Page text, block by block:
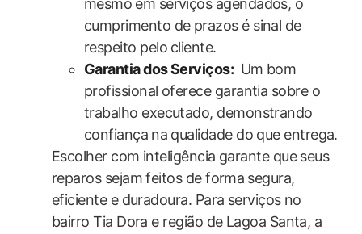
mesmo ⁢em serviços agendados, o
cumprimento de prazos é sinal de
respeito pelo ⁤cliente.
Garantia dos Serviços: ⁣ Um bom
profissional oferece garantia sobre o
trabalho executado, demonstrando
confiança ⁤na qualidade do que entrega.
Escolher com inteligência garante que seus
reparos sejam feitos ‌de ‌forma⁣ segura,
eficiente e duradoura. Para serviços no
bairro Tia Dora e região de Lagoa Santa, a